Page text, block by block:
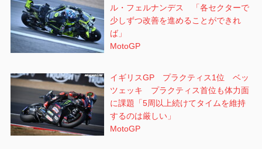
ル・フェルナンデス 「各セクターで
少しずつ改善を進めることができれ
ば」
MotoGP
イギリスGP プラクティス1位 ベッ
ツェッキ プラクティス首位も体力面
に課題「5周以上続けてタイムを維持
するのは厳しい」
MotoGP